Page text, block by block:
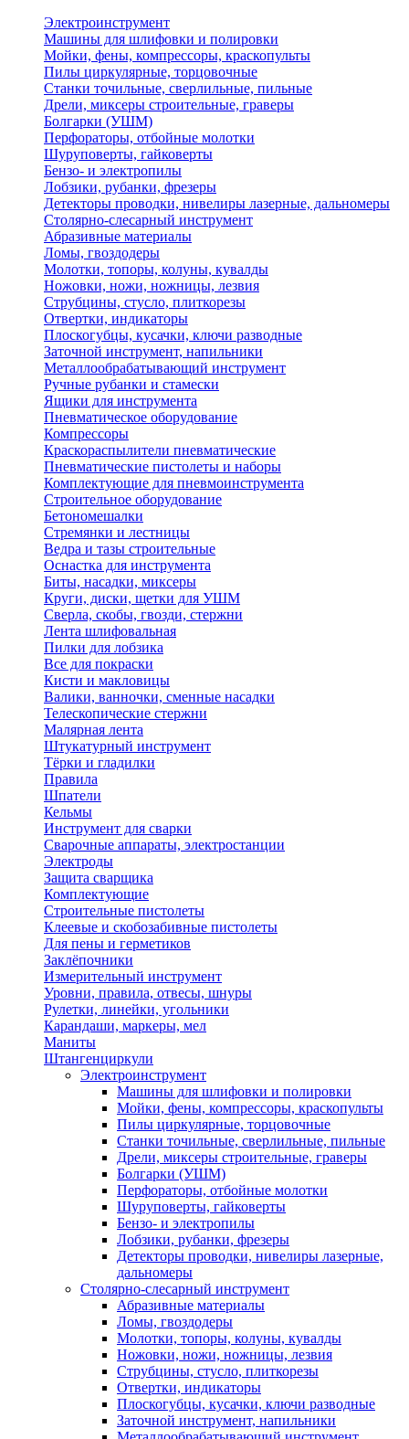
Электроинструмент
Машины для шлифовки и полировки
Мойки, фены, компрессоры, краскопульты
Пилы циркулярные, торцовочные
Станки точильные, сверлильные, пильные
Дрели, миксеры строительные, граверы
Болгарки (УШМ)
Перфораторы, отбойные молотки
Шуруповерты, гайковерты
Бензо- и электропилы
Лобзики, рубанки, фрезеры
Детекторы проводки, нивелиры лазерные, дальномеры
Столярно-слесарный инструмент
Абразивные материалы
Ломы, гвоздодеры
Молотки, топоры, колуны, кувалды
Ножовки, ножи, ножницы, лезвия
Струбцины, стусло, плиткорезы
Отвертки, индикаторы
Плоскогубцы, кусачки, ключи разводные
Заточной инструмент, напильники
Металлообрабатывающий инструмент
Ручные рубанки и стамески
Ящики для инструмента
Пневматическое оборудование
Компрессоры
Краскораспылители пневматические
Пневматические пистолеты и наборы
Комплектующие для пневмоинструмента
Строительное оборудование
Бетономешалки
Стремянки и лестницы
Ведра и тазы строительные
Оснастка для инструмента
Биты, насадки, миксеры
Круги, диски, щетки для УШМ
Сверла, скобы, гвозди, стержни
Лента шлифовальная
Пилки для лобзика
Все для покраски
Кисти и макловицы
Валики, ванночки, сменные насадки
Телескопические стержни
Малярная лента
Штукатурный инструмент
Тёрки и гладилки
Правила
Шпатели
Кельмы
Инструмент для сварки
Сварочные аппараты, электростанции
Электроды
Защита сварщика
Комплектующие
Строительные пистолеты
Клеевые и скобозабивные пистолеты
Для пены и герметиков
Заклёпочники
Измерительный инструмент
Уровни, правила, отвесы, шнуры
Рулетки, линейки, угольники
Карандаши, маркеры, мел
Маниты
Штангенциркули
Электроинструмент
Машины для шлифовки и полировки
Мойки, фены, компрессоры, краскопульты
Пилы циркулярные, торцовочные
Станки точильные, сверлильные, пильные
Дрели, миксеры строительные, граверы
Болгарки (УШМ)
Перфораторы, отбойные молотки
Шуруповерты, гайковерты
Бензо- и электропилы
Лобзики, рубанки, фрезеры
Детекторы проводки, нивелиры лазерные,
дальномеры
Столярно-слесарный инструмент
Абразивные материалы
Ломы, гвоздодеры
Молотки, топоры, колуны, кувалды
Ножовки, ножи, ножницы, лезвия
Струбцины, стусло, плиткорезы
Отвертки, индикаторы
Плоскогубцы, кусачки, ключи разводные
Заточной инструмент, напильники